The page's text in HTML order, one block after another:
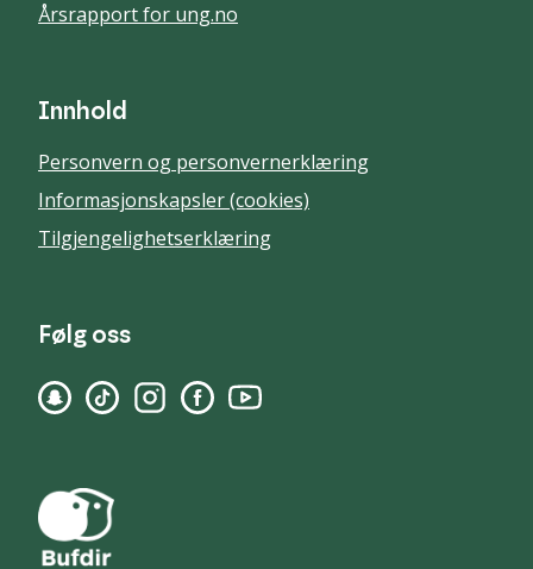
Årsrapport for ung.no
Innhold
Personvern og personvernerklæring
Informasjonskapsler (cookies)
Tilgjengelighetserklæring
Følg oss